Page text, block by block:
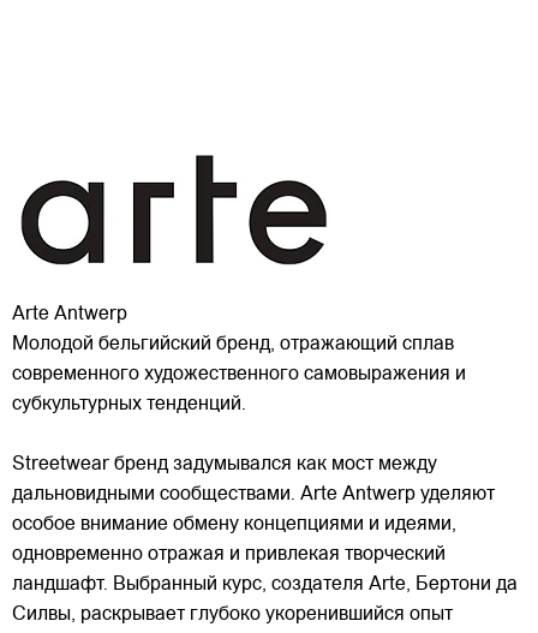
Arte Antwerp
Молодой бельгийский бренд, отражающий сплав
современного художественного самовыражения и
субкультурных тенденций.
Streetwear бренд задумывался как мост между
дальновидными сообществами. Arte Antwerp уделяют
особое внимание обмену концепциями и идеями,
одновременно отражая и привлекая творческий
ландшафт. Выбранный курс, создателя Arte, Бертони да
Силвы, раскрывает глубоко укоренившийся опыт